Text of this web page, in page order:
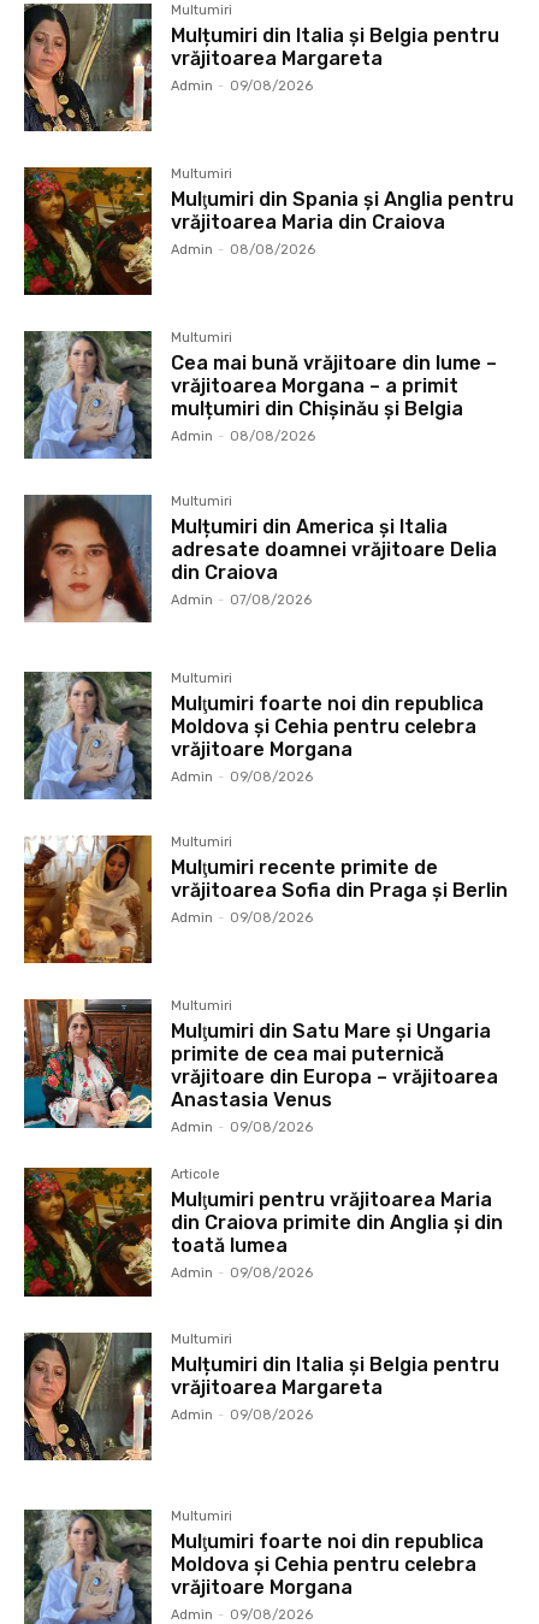
Multumiri
Mulțumiri din Italia și Belgia pentru
vrăjitoarea Margareta
Admin - 09/08/2026
Multumiri
Mulţumiri din Spania şi Anglia pentru
vrăjitoarea Maria din Craiova
Admin - 08/08/2026
Multumiri
Cea mai bună vrăjitoare din lume –
vrăjitoarea Morgana – a primit
mulțumiri din Chișinău și Belgia
Admin - 08/08/2026
Multumiri
Mulțumiri din America și Italia
adresate doamnei vrăjitoare Delia
din Craiova
Admin - 07/08/2026
Multumiri
Mulţumiri foarte noi din republica
Moldova și Cehia pentru celebra
vrăjitoare Morgana
Admin - 09/08/2026
Multumiri
Mulţumiri recente primite de
vrăjitoarea Sofia din Praga și Berlin
Admin - 09/08/2026
Multumiri
Mulţumiri din Satu Mare și Ungaria
primite de cea mai puternică
vrăjitoare din Europa – vrăjitoarea
Anastasia Venus
Admin - 09/08/2026
Articole
Mulţumiri pentru vrăjitoarea Maria
din Craiova primite din Anglia și din
toată lumea
Admin - 09/08/2026
Multumiri
Mulțumiri din Italia și Belgia pentru
vrăjitoarea Margareta
Admin - 09/08/2026
Multumiri
Mulţumiri foarte noi din republica
Moldova și Cehia pentru celebra
vrăjitoare Morgana
Admin - 09/08/2026